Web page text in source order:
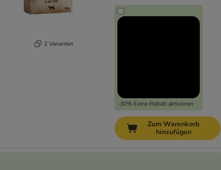
2 Varianten
-30% Extra-Rabatt aktivieren
Zum Warenkorb
hinzufügen